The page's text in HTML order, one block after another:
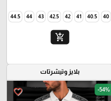
45
40
40.5
41
42
42.5
43
44
44.5
add_shopping_cart
بلايز وتيشرتات
favorite_border -54%